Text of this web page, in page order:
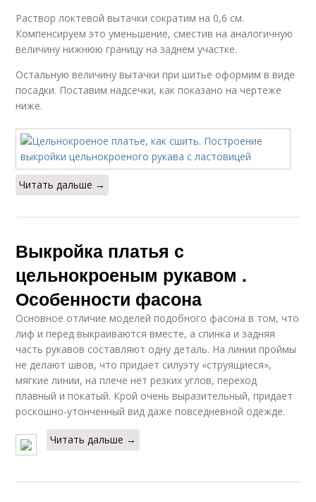
Раствор локтевой вытачки сократим на 0,6 см.
Компенсируем это уменьшение, сместив на аналогичную
величину нижнюю границу на заднем участке.
Остальную величину вытачки при шитье оформим в виде
посадки. Поставим надсечки, как показано на чертеже
ниже.
Читать дальше →
Выкройка платья с
цельнокроеным рукавом .
Особенности фасона
Основное отличие моделей подобного фасона в том, что
лиф и перед выкраиваются вместе, а спинка и задняя
часть рукавов составляют одну деталь. На линии проймы
не делают швов, что придает силуэту «струящиеся»,
мягкие линии, на плече нет резких углов, переход
плавный и покатый. Крой очень выразительный, придает
роскошно-утонченный вид даже повседневной одежде.
Читать дальше →